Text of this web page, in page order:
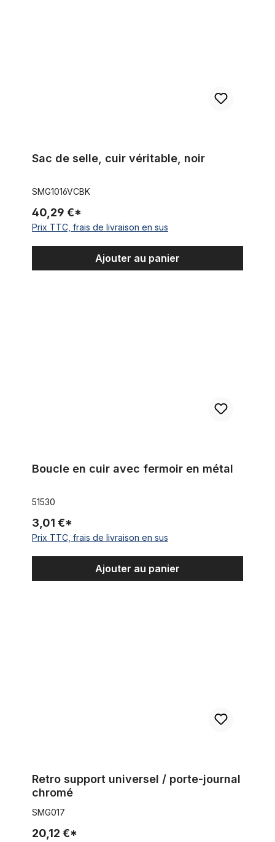
Sac de selle, cuir véritable, noir
SMG1016VCBK
40,29 €*
Prix TTC, frais de livraison en sus
Ajouter au panier
Boucle en cuir avec fermoir en métal
51530
3,01 €*
Prix TTC, frais de livraison en sus
Ajouter au panier
Retro support universel / porte-journal
chromé
SMG017
20,12 €*